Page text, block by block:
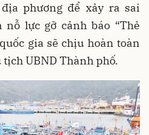
phương để xảy ra sai
lực gỡ cảnh báo “Thẻ
gia sẽ chịu hoàn toàn
UBND Thành phố.